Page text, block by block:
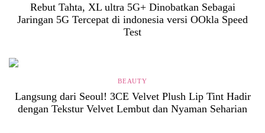
Rebut Tahta, XL ultra 5G+ Dinobatkan Sebagai
Jaringan 5G Tercepat di indonesia versi OOkla Speed
Test
BEAUTY
Langsung dari Seoul! 3CE Velvet Plush Lip Tint Hadir
dengan Tekstur Velvet Lembut dan Nyaman Seharian